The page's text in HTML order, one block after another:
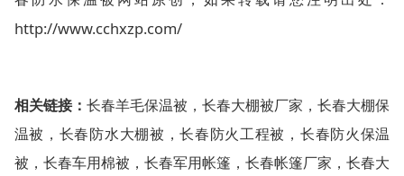
http://www.cchxzp.com/
相关链接： 长春羊毛保温被 ，长春大棚被厂家 ，长春大棚保
温被 ， 长春防水大棚被 ，长春防火工程被 ， 长春防火保温
被 ， 长春车用棉被 ， 长春军用帐篷 ，长春帐篷厂家 ，长春大